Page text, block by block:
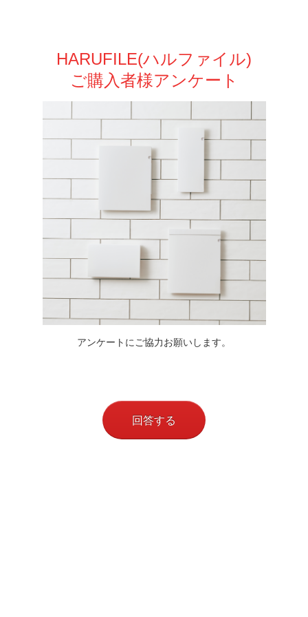
HARUFILE(ハルファイル)
ご購入者様アンケート
アンケートにご協力お願いします。
回答する